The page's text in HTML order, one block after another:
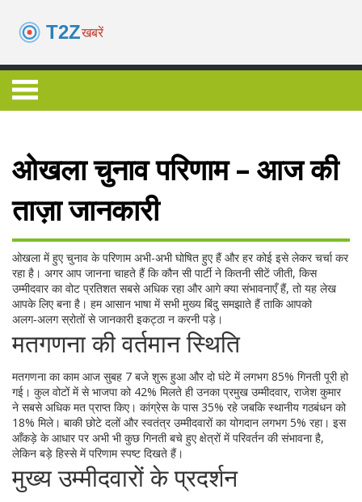
ओखला चुनाव परिणाम – आज की
ताज़ा जानकारी
ओखला में हुए चुनाव के परिणाम अभी-अभी घोषित हुए हैं और हर कोई इसे लेकर चर्चा कर
रहा है। अगर आप जानना चाहते हैं कि कौन सी पार्टी ने कितनी सीटें जीती, किस
उम्मीदवार का वोट प्रतिशत सबसे अधिक रहा और आगे क्या संभावनाएँ हैं, तो यह लेख
आपके लिए बना है। हम आसान भाषा में सभी मुख्य बिंदु समझाते हैं ताकि आपको
अलग‑अलग स्रोतों से जानकारी इकट्ठा न करनी पड़े।
मतगणना की वर्तमान स्थिति
मतगणना का काम आज सुबह 7 बजे शुरू हुआ और दो घंटे में लगभग 85% गिनती पूरी हो
गई। कुल वोटों में से भाजपा को 42% मिलते ही उनका प्रमुख उम्मीदवार, राजेश कुमार
ने सबसे अधिक मत प्राप्त किए। कांग्रेस के पास 35% रहे जबकि स्थानीय गठबंधन को
18% मिले। बाकी छोटे दलों और स्वतंत्र उम्मीदवारों का योगदान लगभग 5% रहा। इस
आँकड़े के आधार पर अभी भी कुछ गिनती बचे हुए क्षेत्रों में परिवर्तन की संभावना है,
लेकिन बड़े हिस्से में परिणाम स्पष्ट दिखते हैं।
मुख्य उम्मीदवारों के प्रदर्शन